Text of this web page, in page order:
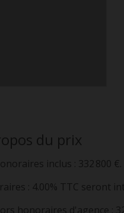
du prix
inclus : 332 800 €.
: 4.00% TTC seront
honoraires d'agence :